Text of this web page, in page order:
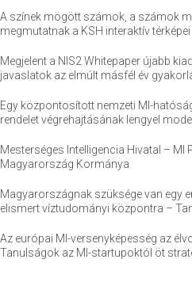
A színek mögött számok, a számok
megmutatnak a KSH interaktív térképei
Megjelent a NIS2 Whitepaper újabb
javaslatok az elmúlt másfél év
Egy központosított nemzeti MI-
rendelet végrehajtásának lengyel
Mesterséges Intelligencia Hivatal – MI
Magyarország Kormánya
Magyarországnak szüksége van egy
elismert víztudományi központra –
Az európai MI-versenyképesség az
Tanulságok az MI-startupoktól öt